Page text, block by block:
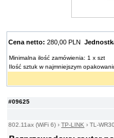
#09625
802.11ax (WiFi 6) ›TP-LINK ›TL-
Cena netto: 280,00 PLN
Minimalna ilość zamówienia: 1 x szt
Ilość sztuk w najmniejszym